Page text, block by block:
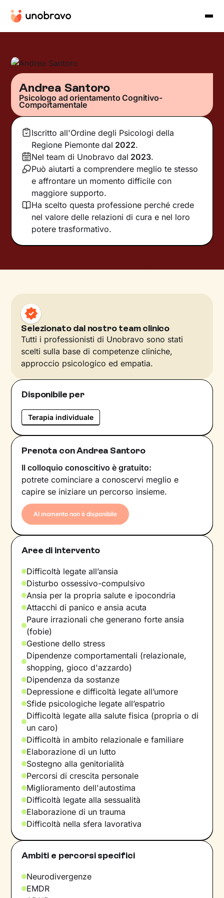
Andrea Santoro
Psicologo ad orientamento Cognitivo-
Comportamentale
Iscritto all'Ordine degli Psicologi della
Regione Piemonte dal 2022.
Nel team di Unobravo dal 2023.
Può aiutarti a comprendere meglio te stesso
e affrontare un momento difficile con
maggiore supporto.
Ha scelto questa professione perché crede
nel valore delle relazioni di cura e nel loro
potere trasformativo.
Selezionato dal nostro team clinico
Tutti i professionisti di Unobravo sono stati
scelti sulla base di competenze cliniche,
approccio psicologico ed empatia.
Disponibile per
Terapia individuale
Prenota con Andrea Santoro
Il colloquio conoscitivo è gratuito:
potrete cominciare a conoscervi meglio e
capire se iniziare un percorso insieme.
Al momento non è disponibile
Aree di intervento
Difficoltà legate all’ansia
Disturbo ossessivo-compulsivo
Ansia per la propria salute e ipocondria
Attacchi di panico e ansia acuta
Paure irrazionali che generano forte ansia
(fobie)
Gestione dello stress
Dipendenze comportamentali (relazionale,
shopping, gioco d'azzardo)
Dipendenza da sostanze
Depressione e difficoltà legate all’umore
Sfide psicologiche legate all’espatrio
Difficoltà legate alla salute fisica (propria o di
un caro)
Difficoltà in ambito relazionale e familiare
Elaborazione di un lutto
Sostegno alla genitorialità
Percorsi di crescita personale
Miglioramento dell'autostima
Difficoltà legate alla sessualità
Elaborazione di un trauma
Difficoltà nella sfera lavorativa
Ambiti e percorsi specifici
Neurodivergenze
EMDR